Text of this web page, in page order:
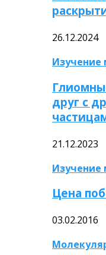
26.12.2024
Изучение
друг с
21.12.2023
Изучение
Цена
03.02.2016